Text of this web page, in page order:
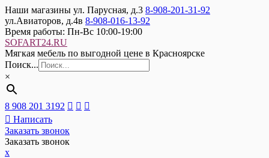
Наши магазины ул. Парусная, д.3 8-908-201-31-92
ул.Авиаторов, д.4в 8-908-016-13-92
Время работы: Пн-Вс 10:00-19:00
SOFART24.RU
Мягкая мебель по выгодной цене в Красноярске
Поиск...
×
8 908 201 3192
Написать
Заказать звонок
Заказать звонок
x